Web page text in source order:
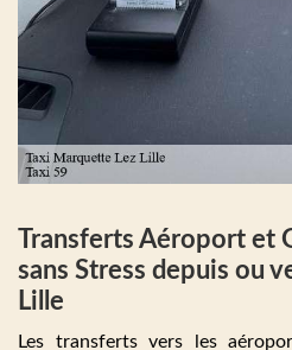
Transferts Aéroport et
sans Stress depuis ou
Lille
Les transferts vers les